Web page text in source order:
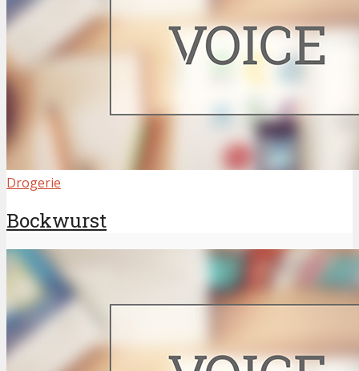
Drogerie
Bockwurst